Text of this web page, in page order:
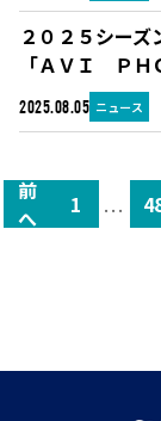
2025.08.05 ニュース
２０２５シー
「ＡＶＩ Ｐ
前
へ
1 ...